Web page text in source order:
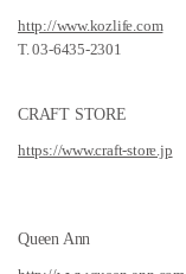
http://www.kozlife.com
T. 03-6435-2301
CRAFT STORE
https://www.craft-store.jp
Queen Ann